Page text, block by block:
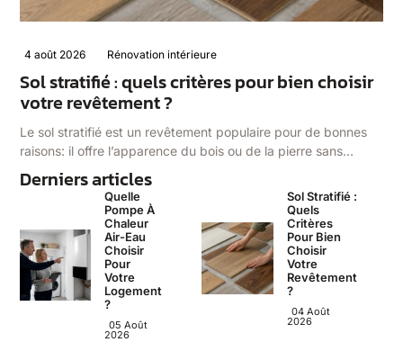
4 août 2026 Rénovation intérieure
Sol stratifié : quels critères pour bien choisir
votre revêtement ?
Le sol stratifié est un revêtement populaire pour de bonnes
raisons: il offre l’apparence du bois ou de la pierre sans…
Derniers articles
Quelle
Pompe À
Chaleur
Air-Eau
Choisir
Pour
Votre
Logement
?
05 Août
2026
Sol Stratifié :
Quels
Critères
Pour Bien
Choisir
Votre
Revêtement
?
04 Août
2026